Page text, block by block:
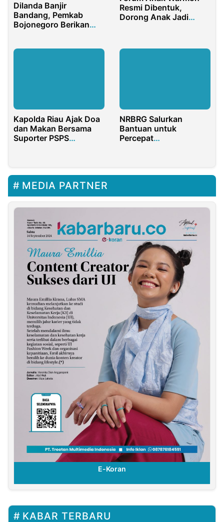
Dilanda Banjir
Bandang, Pemkab
Bojonegoro Berikan
Resmi Dibentuk,
Dorong Anak Jadi
Kapolda Riau Ajak Doa
dan Makan Bersama
Suporter PSPS
NRBRG Salurkan
Bantuan untuk
Percepat
MEDIA PARTNER
E-Koran
KABAR TERBARU